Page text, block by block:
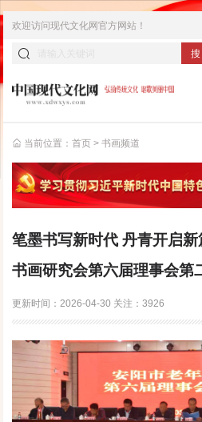
欢迎访问现代文化网官方网站！
当前位置：首页 >书画频道
笔墨书写新时代 丹青开启
书画研究会第六届理事会第
更新时间： 2026-04-30 关注： 3926